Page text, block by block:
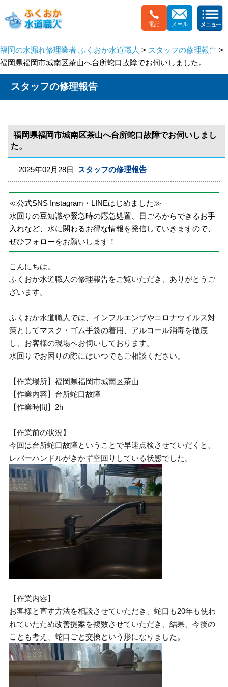
電話 メール
福岡の水漏れ修理業者 ふくおか水道職人 > スタッフの修理報告 >
福岡県福岡市城南区茶山へ台所蛇口故障でお伺いしました。
スタッフの修理報告
福岡県福岡市城南区茶山へ台所蛇口故障でお伺いしまし
た。
2025年02月28日 スタッフの修理報告
≪公式SNS Instagram・LINEはじめました≫
水回りの豆知識や緊急時の応急処置、日ごろからできるお手
入れなど、水に関わるお得な情報を発信していきますので、
ぜひフォローをお願いします！
こんにちは。
ふくおか水道職人の修理報告をご覧いただき、ありがとうご
ざいます。
ふくおか水道職人では、インフルエンザやコロナウイルス対
策としてマスク・ゴム手袋の着用、アルコール消毒を徹底
し、お客様の現場へお伺いしております。
水回りでお困りの際にはいつでもご相談ください。
【作業場所】福岡県福岡市城南区茶山
【作業内容】台所蛇口故障
【作業時間】2h
【作業前の状況】
今回は台所蛇口故障ということで早速点検させていだくと、
レバーハンドルがきかず空回りしている状態でした。
【作業内容】
お客様と直す方法を相談させていただき、蛇口も20年も使わ
れていたため改善提案を複数させていただき、結果、今後の
ことも考え、蛇口ごと交換という形になりました。